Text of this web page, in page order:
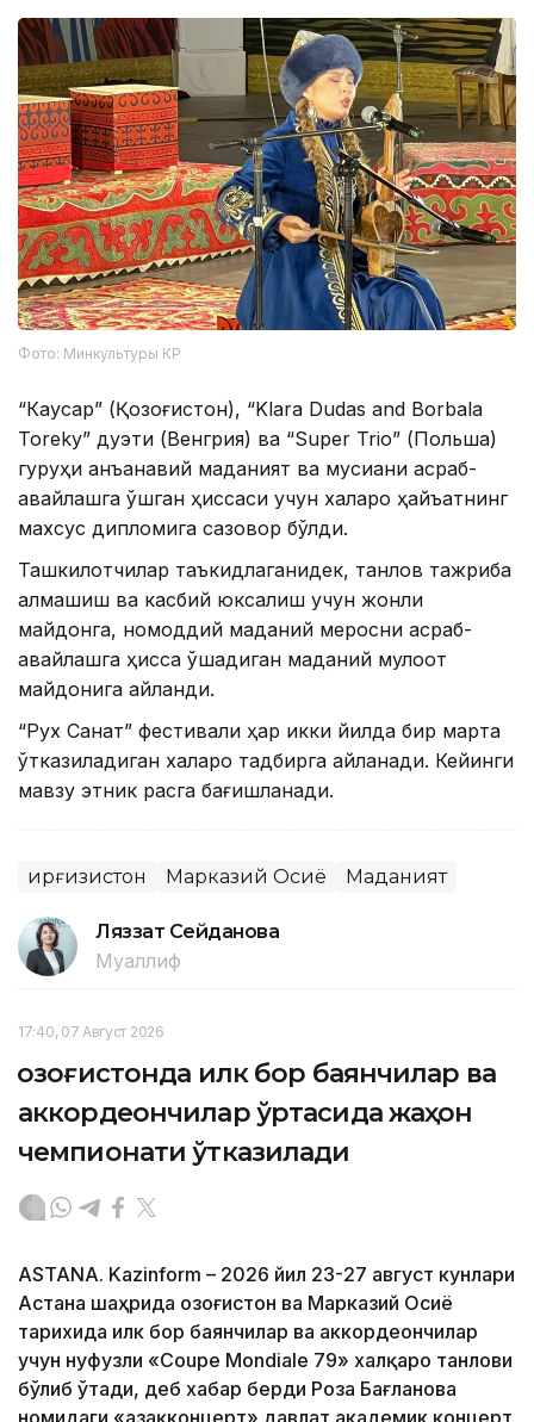
Фото: Минкультуры КР
“Каусар” (Қозоғистон), “Klara Dudas and Borbala
Toreky” дуэти (Венгрия) ва “Super Trio” (Польша)
гуруҳи анъанавий маданият ва мусиқани асраб-
авайлашга қўшган ҳиссаси учун халқаро ҳайъатнинг
махсус дипломига сазовор бўлди.
Ташкилотчилар таъкидлаганидек, танлов тажриба
алмашиш ва касбий юксалиш учун жонли
майдонга, номоддий маданий меросни асраб-
авайлашга ҳисса қўшадиган маданий мулоқот
майдонига айланди.
“Рух Санат” фестивали ҳар икки йилда бир марта
ўтказиладиган халқаро тадбирга айланади. Кейинги
мавзу этник рақсга бағишланади.
Қирғизистон Марказий Осиё Маданият
Ляззат Сейданова
Муаллиф
17:40, 07 Август 2026
Қозоғистонда илк бор баянчилар ва
аккордеончилар ўртасида жаҳон
чемпионати ўтказилади
ASTANA. Kazinform – 2026 йил 23-27 август кунлари
Астана шаҳрида Қозоғистон ва Марказий Осиё
тарихида илк бор баянчилар ва аккордеончилар
учун нуфузли «Coupe Mondiale 79» халқаро танлови
бўлиб ўтади, деб хабар берди Роза Бағланова
номидаги «Қазақконцерт» давлат академик концерт